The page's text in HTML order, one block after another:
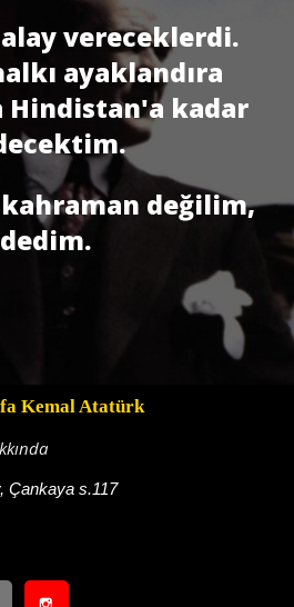
vereceklerdi.
ayaklandıra
Hindistan'a kadar
değilim,
dedim.
Kemal Atatürk
Çankaya s.117